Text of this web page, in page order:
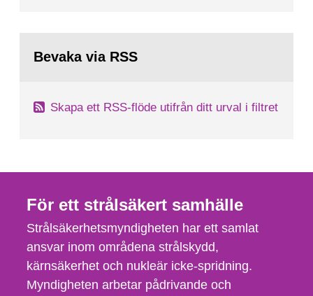
Bevaka via RSS
Skapa ett RSS-flöde utifrån ditt urval i filtret
För ett strålsäkert samhälle
Strålsäkerhetsmyndigheten har ett samlat
ansvar inom områdena strålskydd,
kärnsäkerhet och nukleär icke-spridning.
Myndigheten arbetar pådrivande och